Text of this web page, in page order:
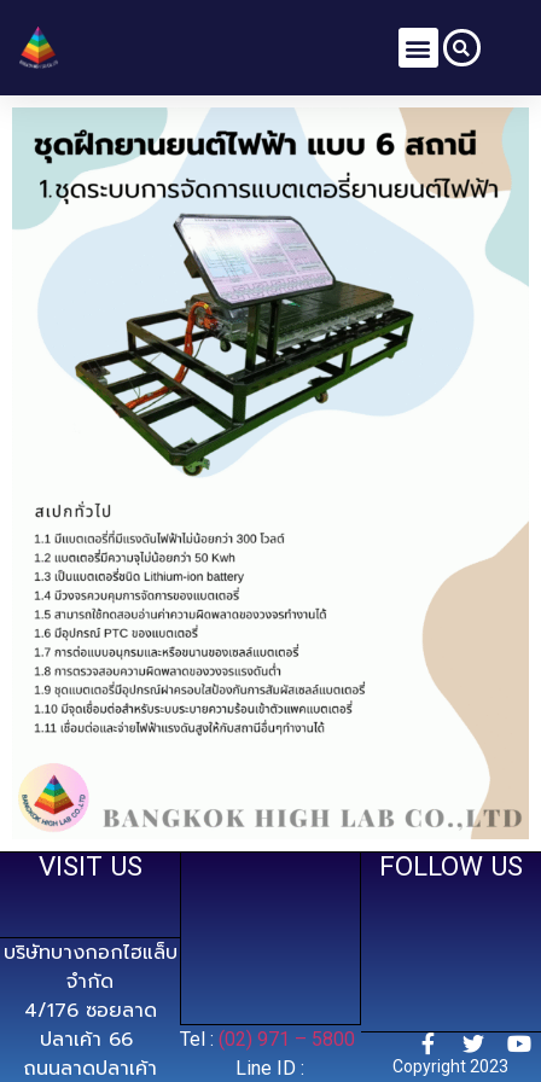
VISIT US
บริษัทบางกอกไฮแล็บ
จำกัด
4/176 ซอยลาด
ปลาเค้า 66
ถนนลาดปลาเค้า
Tel :(02) 971 – 5800
Line ID :
FOLLOW US
Copyright 2023